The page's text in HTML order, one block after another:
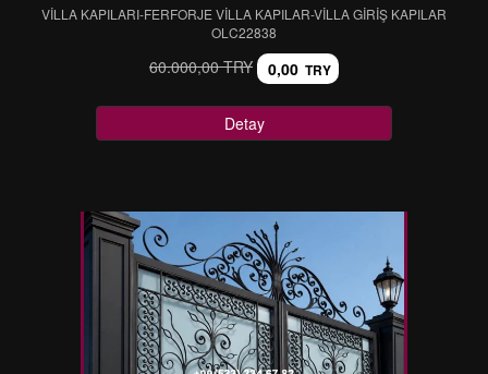
VİLLA KAPILARI-FERFORJE VİLLA KAPILAR-VİLLA GİRİŞ KAPILAR
OLC22838
60.000,00 TRY 0,00 TRY
Detay